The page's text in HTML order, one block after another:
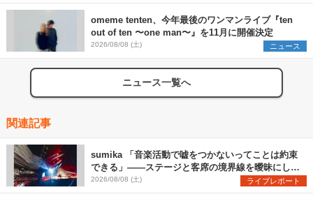
omeme tenten、今年最後のワンマンライブ『ten
out of ten 〜one man〜』を11月に開催決定
2026/08/08 (土) ニュース
ニュース一覧へ
関連記事
sumika 「音楽活動で嘘をつかないってことは約束
できる」――ステージと客席の境界線を曖昧にし
た、ツアーファイナル武道館公演レポート
2026/08/08 (土) ライブレポート